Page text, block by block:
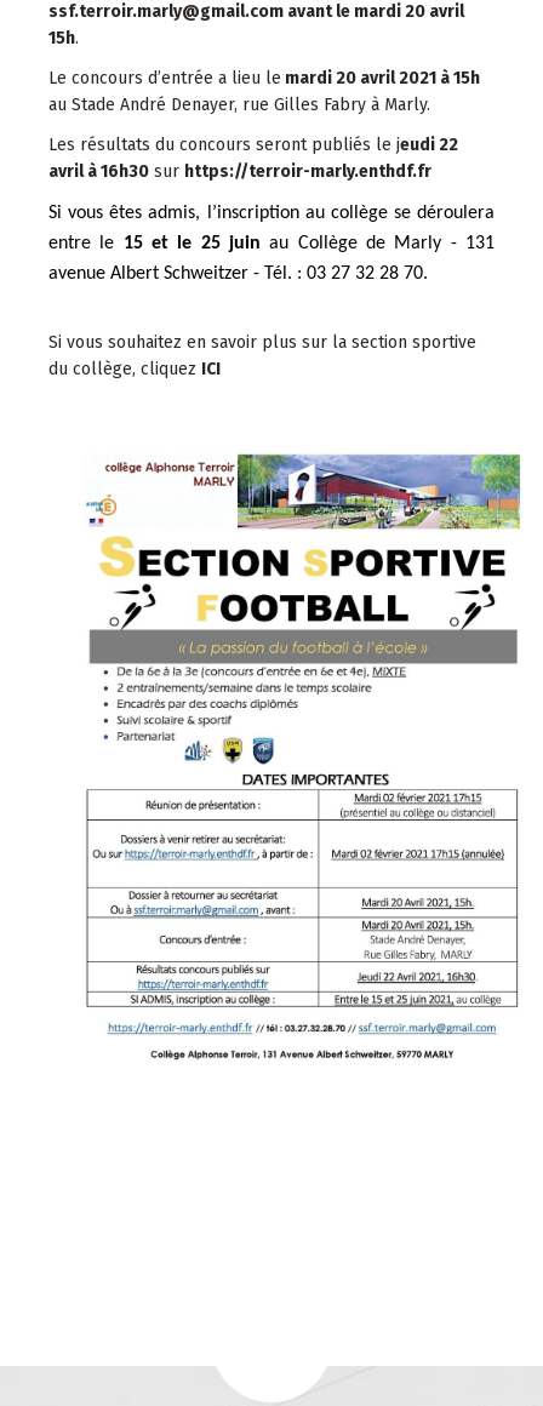
ssf.terroir.marly@gmail.com avant le mardi 20 avril
15h.
Le concours d’entrée a lieu le mardi 20 avril 2021 à 15h
au Stade André Denayer, rue Gilles Fabry à Marly.
Les résultats du concours seront publiés le jeudi 22
avril à 16h30 sur https://terroir-marly.enthdf.fr
Si vous êtes admis, l’inscription au collège se déroulera
entre le 15 et le 25 juin au Collège de Marly - 131
avenue Albert Schweitzer - Tél. : 03 27 32 28 70.
Si vous souhaitez en savoir plus sur la section sportive
du collège, cliquez ICI